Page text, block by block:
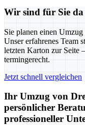
Wir sind für Sie da
Sie planen einen
Unser erfahrenes Team
letzten Karton zur Seite
termingerecht.
Jetzt schnell vergleichen
Ihr Umzug von
persönlicher
professioneller